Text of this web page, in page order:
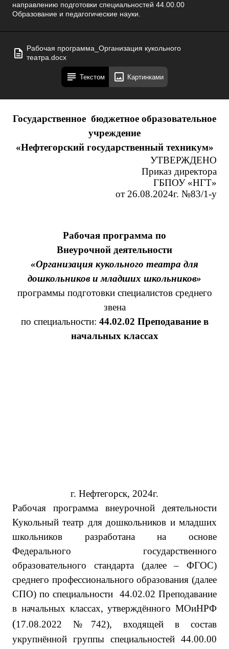
направлению подготовки специальностей 44.00.00
Образование и педагогические науки.
Рабочая программа_Организация кукольного
театра.docx
Текстом Картинками
Государственное бюджетное образовательное
учреждение
«Нефтегорский государственный техникум»
УТВЕРЖДЕНО
Приказ директора
ГБПОУ «НГТ»
от 26.08.2024г. №83/1-у
Рабочая программа по
Внеурочной деятельности
«Организация кукольного театра для
дошкольников и младших школьников»
программы подготовки специалистов среднего
звена
по специальности: 44.02.02 Преподавание в
начальных классах
г. Нефтегорск, 2024г.
Рабочая программа внеурочной деятельности
Кукольный театр для дошкольников и младших
школьников разработана на основе
Федерального государственного
образовательного стандарта (далее – ФГОС)
среднего профессионального образования (далее
СПО) по специальности
44.02.02 Преподавание
в начальных классах,утверждённого МОиНРФ
(17.08.2022 №742), входящей в состав
укрупнённой группы специальностей 44.00.00